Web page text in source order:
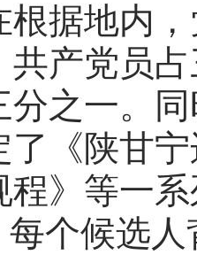
根据地内
共产党员
分之一。
了《陕甘
程》等一
每个候选